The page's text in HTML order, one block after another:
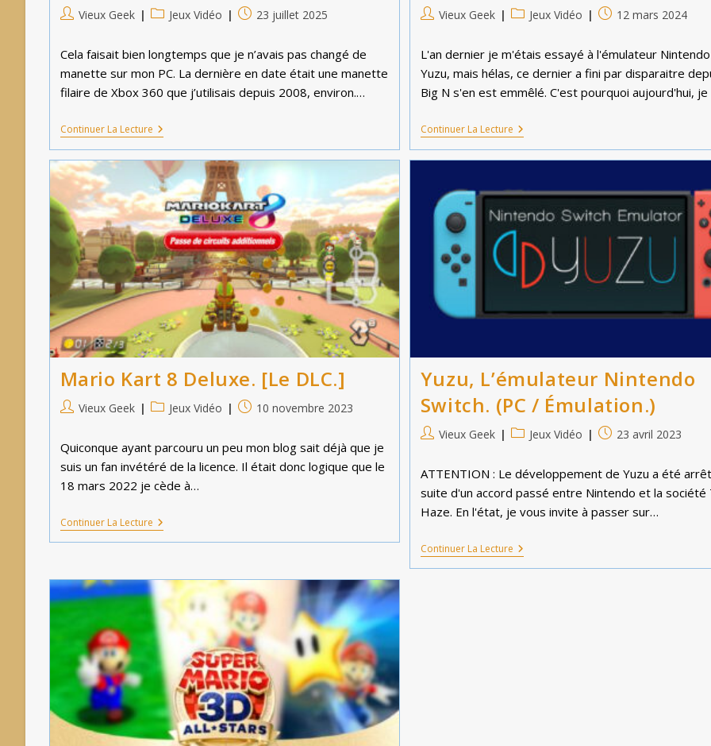
Auteur/autrice
la
publication :
Vieux Geek
PostJeux Vidéo
Publication
23 juillet 2025
Cela faisait bien longtemps que je n’avais pas changé de
manette sur mon PC. La dernière en date était une manette
filaire de Xbox 360 que j’utilisais depuis 2008, environ.…
Continuer La LectureManette
Lenovo
S02.
[Elle
A
Tout
D’une
Grande
!]
Auteur/autrice
la
publication :
Vieux Geek
PostJeux Vidéo
Publication
12 mars 2024
L'an dernier je m'étais essayé à l'émulateur
Yuzu, mais hélas, ce dernier a fini par disparaitre
Big N s'en est emmêlé. C'est pourquoi aujourd'hui,
Continuer La LectureRyujinx,
L’émulateur
Nintendo
/
Émulation.)
Mario Kart 8 Deluxe. [Le DLC.]
Auteur/autrice
la
publication :
Vieux Geek
PostJeux Vidéo
Publication
10 novembre 2023
Quiconque ayant parcouru un peu mon blog sait déjà que je
suis un fan invétéré de la licence. Il était donc logique que le
18 mars 2022 je cède à…
Continuer La LectureMario
Kart
8
DLC.]
Yuzu, L’émulateur Nintendo
Switch. (PC / Émulation.)
Auteur/autrice
la
publication :
Vieux Geek
PostJeux Vidéo
Publication
23 avril 2023
ATTENTION : Le développement de Yuzu a été
suite d'un accord passé entre Nintendo et la société
Haze. En l'état, je vous invite à passer sur…
Continuer La LectureYuzu,
L’émulateur
Nintendo